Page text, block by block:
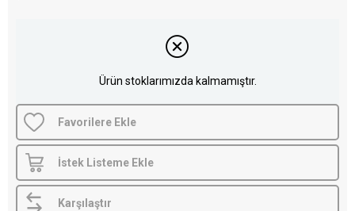
Ürün stoklarımızda kalmamıştır.
Favorilere Ekle
İstek Listeme Ekle
Karşılaştır